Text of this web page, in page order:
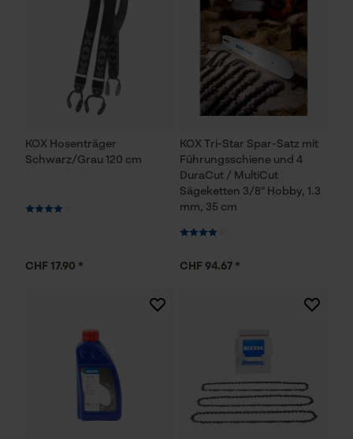
KOX Hosenträger
Schwarz/Grau 120 cm
CHF 17.90 *
KOX Tri-Star Spar-Satz mit
Führungsschiene und 4
DuraCut / MultiCut
Sägeketten 3/8" Hobby, 1.3
mm, 35 cm
CHF 94.67 *